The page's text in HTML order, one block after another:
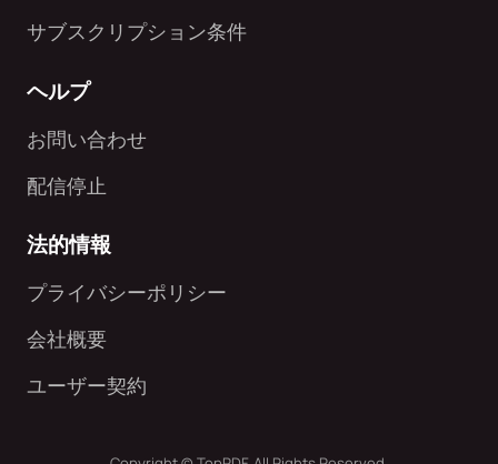
サブスクリプション条件
ヘルプ
お問い合わせ
配信停止
法的情報
プライバシーポリシー
会社概要
ユーザー契約